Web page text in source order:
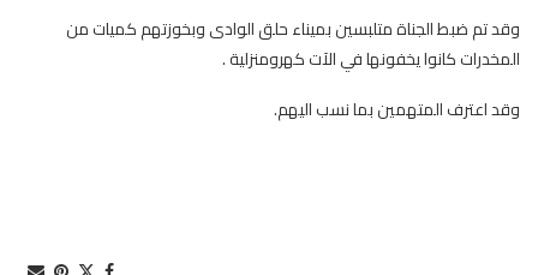
وقد تم ضبط الجناة متلبسين بميناء حلق الوادى وبخوزتهم كميات من
المخدرات كانوا يخفونها في الآت كهرومنزلية .
وقد اعترف المتهمين بما نسب اليهم.